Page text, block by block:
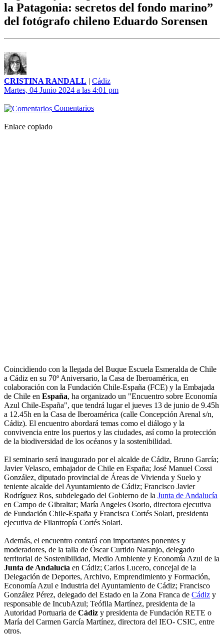
la Patagonia: secretos del fondo marino”
del fotógrafo chileno Eduardo Sorensen
CRISTINA RANDALL | Cádiz
Martes, 04 Junio 2024 a las 4:01 pm
Comentarios
Enlace copiado
Coincidiendo con la llegada del Buque Escuela Esmeralda de Chile
a Cádiz en su 70º Aniversario, la Casa de Iberoamérica, en
colaboración con la Fundación Chile-España (FCE) y la Embajada
de Chile en España, ha organizado un "Encuentro sobre Economía
Azul Chile-España", que tendrá lugar el jueves 13 de junio de 9.45h
a 12.45h en la Casa de Iberoamérica (calle Concepción Arenal s/n,
Cádiz). El encuentro abordará temas como el diálogo y la
convivencia entre los puertos y las ciudades, así como la protección
de la biodiversidad de los océanos y la sostenibilidad.
El seminario será inaugurado por el alcalde de Cádiz, Bruno García;
Javier Velasco, embajador de Chile en España; José Manuel Cossi
González, diputado provincial de Áreas de Vivienda y Suelo y
teniente alcalde del Ayuntamiento de Cádiz; Francisco Javier
Rodríguez Ros, subdelegado del Gobierno de la Junta de Andalucía
en Campo de Gibraltar; María Angeles Osorio, directora ejecutiva
de Fundación Chile-España y Francisca Cortés Solari, presidenta
ejecutiva de Filantropía Cortés Solari.
Además, el encuentro contará con importantes ponentes y
moderadores, de la talla de Óscar Curtido Naranjo, delegado
territorial de Sostenibilidad, Medio Ambiente y Economía Azul de la
Junta de Andalucía en Cádiz; Carlos Lucero, concejal de la
Delegación de Deportes, Archivo, Emprendimiento y Formación,
Economía Azul e Industria del Ayuntamiento de Cádiz; Francisco
González Pérez, delegado del Estado en la Zona Franca de Cádiz y
responsable de IncubAzul; Teófila Martínez, presidenta de la
Autoridad Portuaria de Cádiz y presidenta de Fundación RETE o
María del Carmen García Martínez, directora del IEO- CSIC, entre
otros.